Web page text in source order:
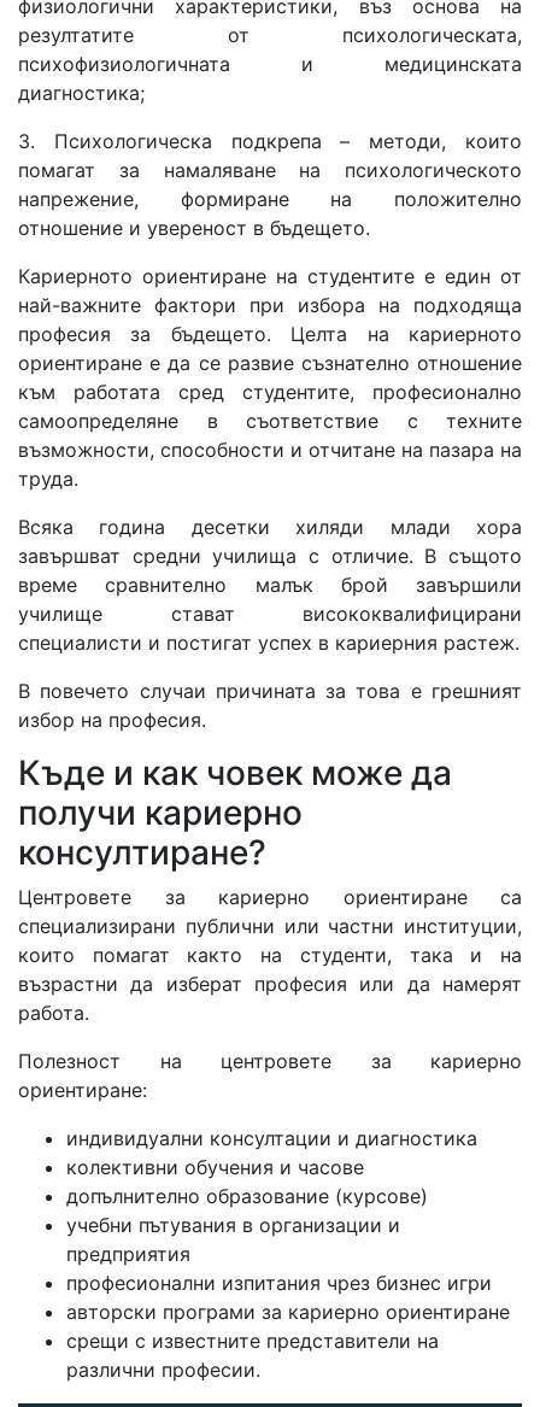
физиологични характеристики, въз основа на
резултатите от психологическата,
психофизиологичната и медицинската
диагностика;
3. Психологическа подкрепа – методи, които
помагат за намаляване на психологическото
напрежение, формиране на положително
отношение и увереност в бъдещето.
Кариерното ориентиране на студентите е един от
най-важните фактори при избора на подходяща
професия за бъдещето. Целта на кариерното
ориентиране е да се развие съзнателно отношение
към работата сред студентите, професионално
самоопределяне в съответствие с техните
възможности, способности и отчитане на пазара на
труда.
Всяка година десетки хиляди млади хора
завършват средни училища с отличие. В същото
време сравнително малък брой завършили
училище стават висококвалифицирани
специалисти и постигат успех в кариерния растеж.
В повечето случаи причината за това е грешният
избор на професия.
Къде и как човек може да
получи кариерно
консултиране?
Центровете за кариерно ориентиране са
специализирани публични или частни институции,
които помагат както на студенти, така и на
възрастни да изберат професия или да намерят
работа.
Полезност на центровете за кариерно
ориентиране:
индивидуални консултации и диагностика
колективни обучения и часове
допълнително образование (курсове)
учебни пътувания в организации и
предприятия
професионални изпитания чрез бизнес игри
авторски програми за кариерно ориентиране
срещи с известните представители на
различни професии.